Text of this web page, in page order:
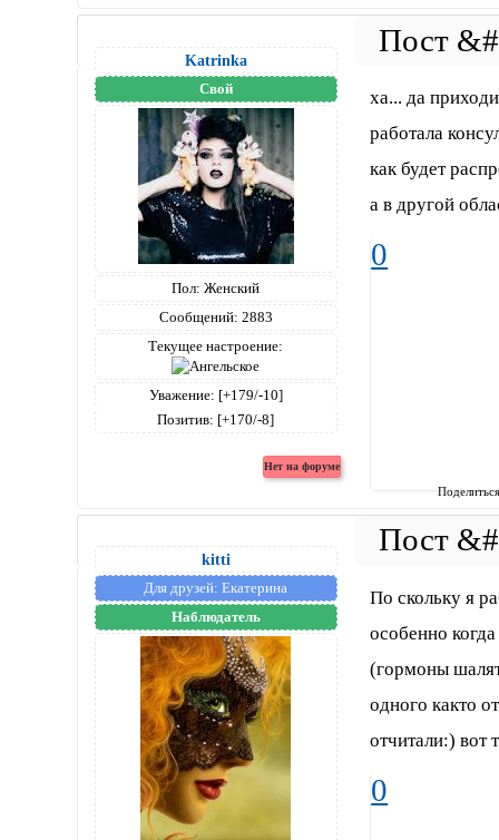
Katrinka
Свой
Пол: Женский
Сообщений: 2883
Текущее настроение:
Уважение: [+179/-10]
Позитив: [+170/-8]
ха... да
работала
как будет
а в другой
0
kitti
Для друзей: Екатерина
Наблюдатель
По скольку я
особенно
(гормоны
одного както
отчитали:) вот
0